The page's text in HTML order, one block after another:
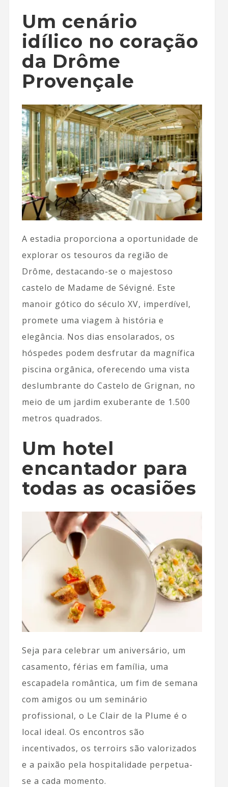
Um cenário
idílico no coração
da Drôme
Provençale
A estadia proporciona a oportunidade de
explorar os tesouros da região de
Drôme, destacando-se o majestoso
castelo de Madame de Sévigné. Este
manoir gótico do século XV, imperdível,
promete uma viagem à história e
elegância. Nos dias ensolarados, os
hóspedes podem desfrutar da magnífica
piscina orgânica, oferecendo uma vista
deslumbrante do Castelo de Grignan, no
meio de um jardim exuberante de 1.500
metros quadrados.
Um hotel
encantador para
todas as ocasiões
Seja para celebrar um aniversário, um
casamento, férias em família, uma
escapadela romântica, um fim de semana
com amigos ou um seminário
profissional, o Le Clair de la Plume é o
local ideal. Os encontros são
incentivados, os terroirs são valorizados
e a paixão pela hospitalidade perpetua-
se a cada momento.